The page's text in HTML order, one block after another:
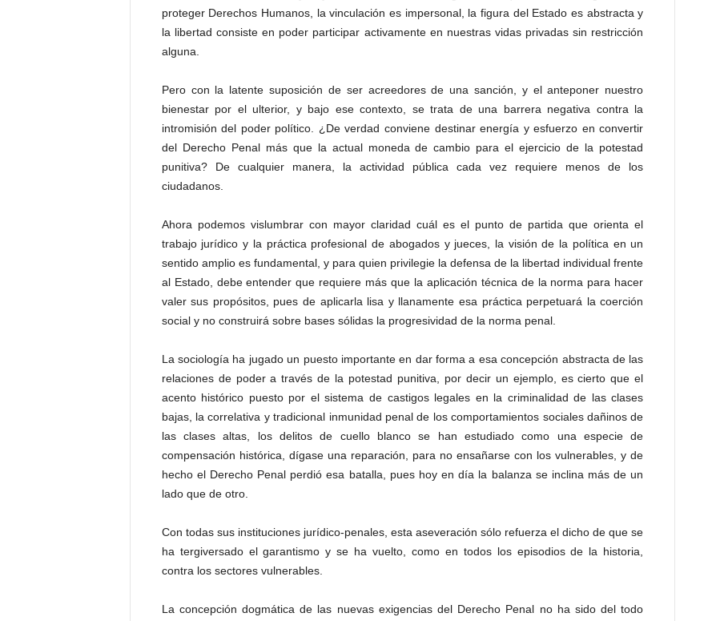
proteger Derechos Humanos, la vinculación es impersonal, la figura del Estado es abstracta y
la libertad consiste en poder participar activamente en nuestras vidas privadas sin restricción
alguna.
Pero con la latente suposición de ser acreedores de una sanción, y el anteponer nuestro
bienestar por el ulterior, y bajo ese contexto, se trata de una barrera negativa contra la
intromisión del poder político. ¿De verdad conviene destinar energía y esfuerzo en convertir
del Derecho Penal más que la actual moneda de cambio para el ejercicio de la potestad
punitiva? De cualquier manera, la actividad pública cada vez requiere menos de los
ciudadanos.
Ahora podemos vislumbrar con mayor claridad cuál es el punto de partida que orienta el
trabajo jurídico y la práctica profesional de abogados y jueces, la visión de la política en un
sentido amplio es fundamental, y para quien privilegie la defensa de la libertad individual frente
al Estado, debe entender que requiere más que la aplicación técnica de la norma para hacer
valer sus propósitos, pues de aplicarla lisa y llanamente esa práctica perpetuará la coerción
social y no construirá sobre bases sólidas la progresividad de la norma penal.
La sociología ha jugado un puesto importante en dar forma a esa concepción abstracta de las
relaciones de poder a través de la potestad punitiva, por decir un ejemplo, es cierto que el
acento histórico puesto por el sistema de castigos legales en la criminalidad de las clases
bajas, la correlativa y tradicional inmunidad penal de los comportamientos sociales dañinos de
las clases altas, los delitos de cuello blanco se han estudiado como una especie de
compensación histórica, dígase una reparación, para no ensañarse con los vulnerables, y de
hecho el Derecho Penal perdió esa batalla, pues hoy en día la balanza se inclina más de un
lado que de otro.
Con todas sus instituciones jurídico-penales, esta aseveración sólo refuerza el dicho de que se
ha tergiversado el garantismo y se ha vuelto, como en todos los episodios de la historia,
contra los sectores vulnerables.
La concepción dogmática de las nuevas exigencias del Derecho Penal no ha sido del todo